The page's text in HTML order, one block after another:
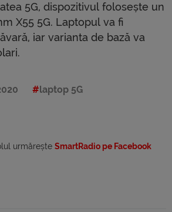
5G, dispozitivul folosește un
X55 5G. Laptopul va fi
iar varianta de bază va
laptop 5G
urmărește SmartRadio pe Facebook